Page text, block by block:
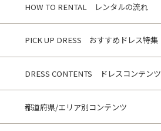
HOW TO RENTAL レンタルの流れ
PICK UP DRESS おすすめドレス特集
DRESS CONTENTS ドレスコンテンツ
都道府県/エリア別コンテンツ